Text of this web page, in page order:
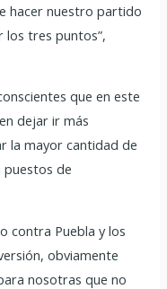
hacer nuestro partido
los tres puntos”,
que en este
dejar ir más
la mayor cantidad de
puestos de
contra Puebla y los
obviamente
nosotras que no